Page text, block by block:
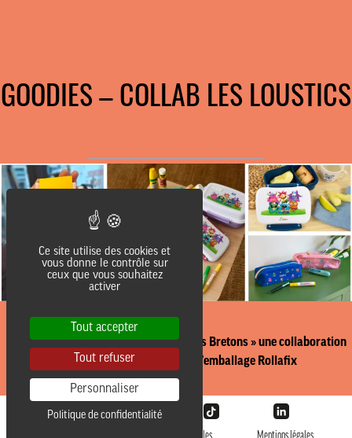
GOODIES – COLLAB LES LOUSTICS
Voir le case study « Uhu X Déménageurs Bretons » une collaboration
pour l’activation du produit d’emballage Rollafix
Ce site utilise des cookies et
vous donne le contrôle sur
ceux que vous souhaitez
activer
Tout accepter
Tout refuser
Personnaliser
Politique de confidentialité